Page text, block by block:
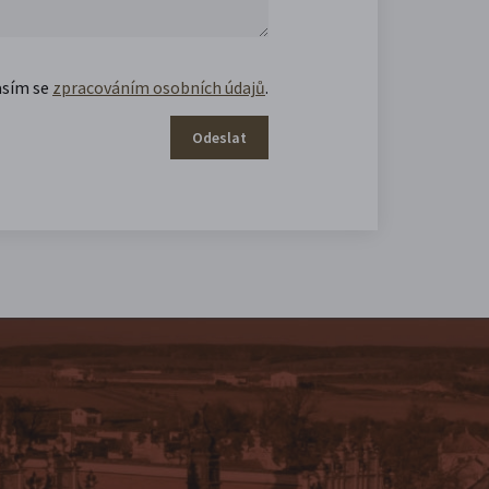
se zpracováním osobních údajů.
Odeslat